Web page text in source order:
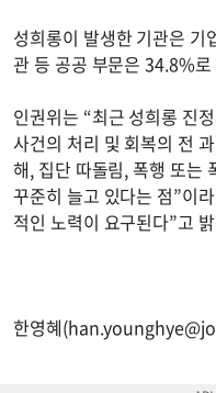
성희롱이 발생한 기관은
관 등 공공 부문은 34.8%
인권위는 “최근 성희롱 진
사건의 처리 및 회복의 전
해, 집단 따돌림, 폭행 또는
꾸준히 늘고 있다는 점”이
적인 노력이 요구된다”고
한영혜(